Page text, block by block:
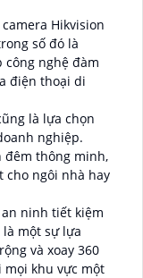
Hikvision
số đó là
công nghệ đàm
điện thoại di
là lựa chọn
nghiệp.
đêm thông minh,
cho ngôi nhà hay
ninh tiết kiệm
là một sự lựa
và xoay 360
mọi khu vực một